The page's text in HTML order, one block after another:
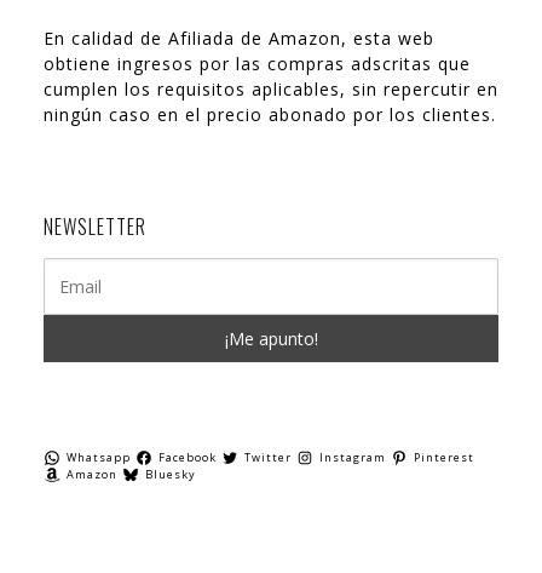
En calidad de Afiliada de Amazon, esta web
obtiene ingresos por las compras adscritas que
cumplen los requisitos aplicables, sin repercutir en
ningún caso en el precio abonado por los clientes.
NEWSLETTER
Whatsapp Facebook Twitter Instagram
Pinterest
Amazon
Bluesky